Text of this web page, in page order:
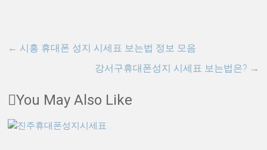
← 시흥 휴대폰 성지 시세표 보는법 정보 모음
강서구휴대폰성지 시세표 보는법은? →
You May Also Like